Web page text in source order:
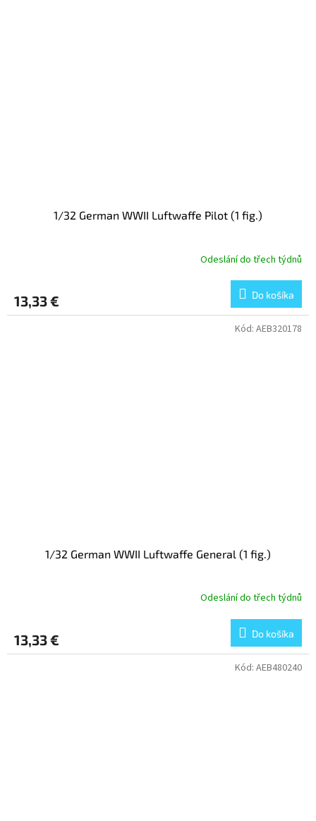
1/32 German WWII Luftwaffe Pilot (1 fig.)
Odeslání do třech týdnů
13,33 € Do košíka
1/32 German WWII Luftwaffe General (1 fig.)
Odeslání do třech týdnů
13,33 € Do košíka
Kód: AEB320178
Kód: AEB480240